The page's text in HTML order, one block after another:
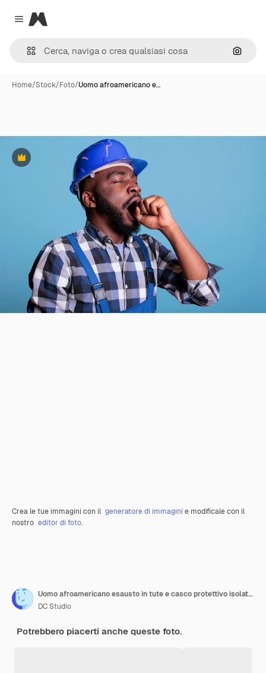
Close menu
Magnific
Cerca
Home/Stock/Foto/Uomo afroamericano e…
Premium
Crea le tue immagini con il generatore di immagini e modificale con il
nostro editor di foto.
Uomo afroamericano esausto in tute e casco protettivo isolato su sfondo blu. Stanco operaio edile barbuto stanco di sonnolenza dopo una lunga giornata di lavoro.
DC Studio
Potrebbero piacerti anche queste foto.